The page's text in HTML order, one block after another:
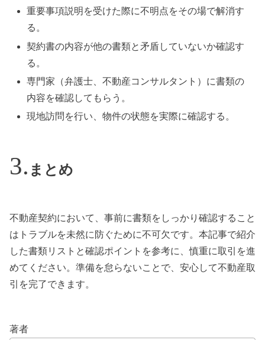
重要事項説明を受けた際に不明点をその場で解消す
る。
契約書の内容が他の書類と矛盾していないか確認す
る。
専門家（弁護士、不動産コンサルタント）に書類の
内容を確認してもらう。
現地訪問を行い、物件の状態を実際に確認する。
まとめ
不動産契約において、事前に書類をしっかり確認すること
はトラブルを未然に防ぐために不可欠です。本記事で紹介
した書類リストと確認ポイントを参考に、慎重に取引を進
めてください。準備を怠らないことで、安心して不動産取
引を完了できます。
著者